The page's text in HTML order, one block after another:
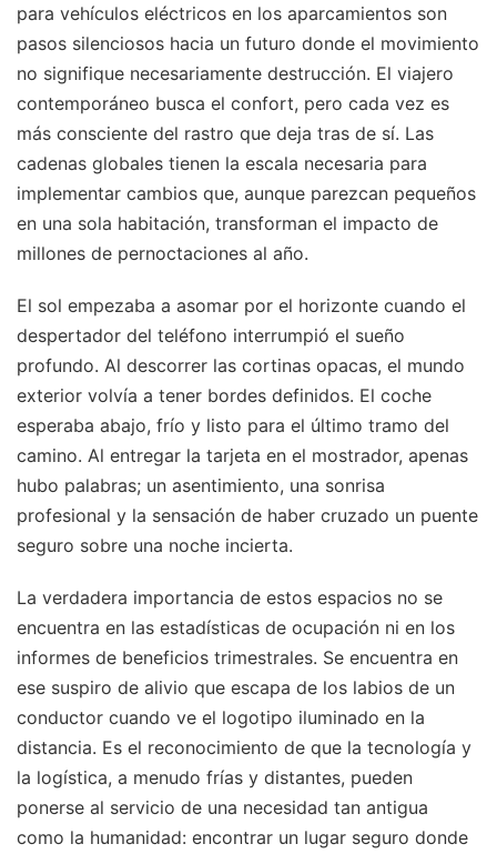
para vehículos eléctricos en los aparcamientos son
pasos silenciosos hacia un futuro donde el movimiento
no signifique necesariamente destrucción. El viajero
contemporáneo busca el confort, pero cada vez es
más consciente del rastro que deja tras de sí. Las
cadenas globales tienen la escala necesaria para
implementar cambios que, aunque parezcan pequeños
en una sola habitación, transforman el impacto de
millones de pernoctaciones al año.
El sol empezaba a asomar por el horizonte cuando el
despertador del teléfono interrumpió el sueño
profundo. Al descorrer las cortinas opacas, el mundo
exterior volvía a tener bordes definidos. El coche
esperaba abajo, frío y listo para el último tramo del
camino. Al entregar la tarjeta en el mostrador, apenas
hubo palabras; un asentimiento, una sonrisa
profesional y la sensación de haber cruzado un puente
seguro sobre una noche incierta.
La verdadera importancia de estos espacios no se
encuentra en las estadísticas de ocupación ni en los
informes de beneficios trimestrales. Se encuentra en
ese suspiro de alivio que escapa de los labios de un
conductor cuando ve el logotipo iluminado en la
distancia. Es el reconocimiento de que la tecnología y
la logística, a menudo frías y distantes, pueden
ponerse al servicio de una necesidad tan antigua
como la humanidad: encontrar un lugar seguro donde